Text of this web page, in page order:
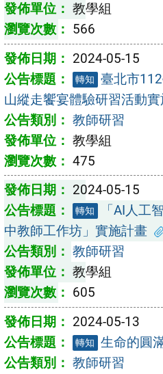
教學組
566
2024-05-15
轉知 臺北市
山縱走饗宴體驗研習活動
教師研習
教學組
475
2024-05-15
轉知
「AI人工
中教師工作坊」實施計畫
教師研習
教學組
605
2024-05-13
轉知 生命的圓
教師研習